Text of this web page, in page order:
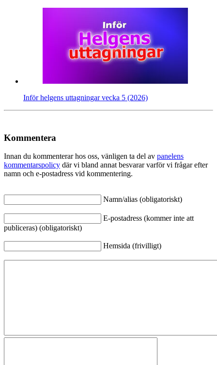
Inför helgens uttagningar vecka 5 (2026)
Kommentera
Innan du kommenterar hos oss, vänligen ta del av panelens
kommentarspolicy där vi bland annat besvarar varför vi frågar efter
namn och e-postadress vid kommentering.
Namn/alias (obligatoriskt)
E-postadress (kommer inte att
publiceras) (obligatoriskt)
Hemsida (frivilligt)